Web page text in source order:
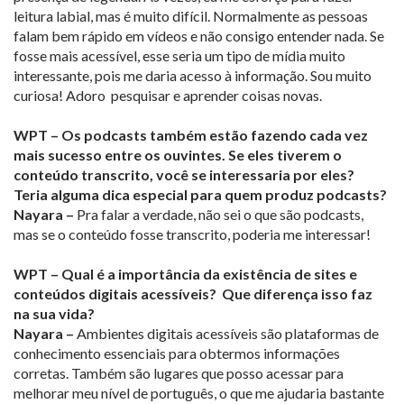
leitura labial, mas é muito difícil. Normalmente as pessoas
falam bem rápido em vídeos e não consigo entender nada. Se
fosse mais acessível, esse seria um tipo de mídia muito
interessante, pois me daria acesso à informação. Sou muito
curiosa! Adoro pesquisar e aprender coisas novas.
WPT – Os podcasts também estão fazendo cada vez
mais sucesso entre os ouvintes. Se eles tiverem o
conteúdo transcrito, você se interessaria por eles?
Teria alguma dica especial para quem produz podcasts?
Nayara – Pra falar a verdade, não sei o que são podcasts,
mas se o conteúdo fosse transcrito, poderia me interessar!
WPT – Qual é a importância da existência de sites e
conteúdos digitais acessíveis? Que diferença isso faz
na sua vida?
Nayara – Ambientes digitais acessíveis são plataformas de
conhecimento essenciais para obtermos informações
corretas. Também são lugares que posso acessar para
melhorar meu nível de português, o que me ajudaria bastante